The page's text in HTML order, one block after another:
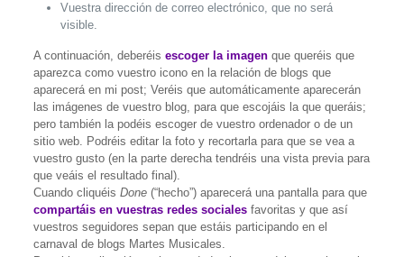
Vuestra dirección de correo electrónico, que no será
visible.
A continuación, deberéis escoger la imagen que queréis que
aparezca como vuestro icono en la relación de blogs que
aparecerá en mi post; Veréis que automáticamente aparecerán
las imágenes de vuestro blog, para que escojáis la que queráis;
pero también la podéis escoger de vuestro ordenador o de un
sitio web. Podréis editar la foto y recortarla para que se vea a
vuestro gusto (en la parte derecha tendréis una vista previa para
que veáis el resultado final).
Cuando cliquéis Done(“hecho”) aparecerá una pantalla para que
compartáis en vuestras redes socialesfavoritas y que así
vuestros seguidores sepan que estáis participando en el
carnaval de blogs Martes Musicales.